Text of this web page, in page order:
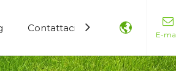
Contattaci
E-